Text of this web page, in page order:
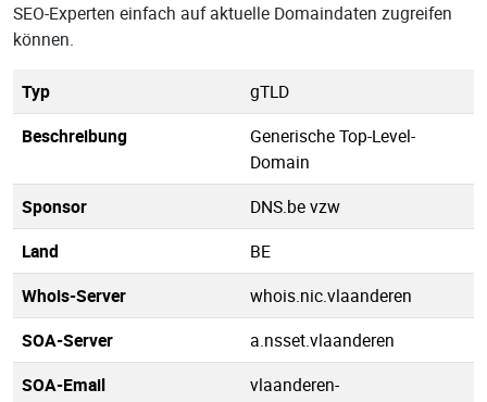
SEO-Experten einfach auf aktuelle Domaindaten zugreifen
können.
Typ
gTLD
Beschreibung
Generische Top-Level-
Domain
Sponsor
DNS.be vzw
Land
BE
Whois-Server
whois.nic.vlaanderen
SOA-Server
a.nsset.vlaanderen
SOA-Email
vlaanderen-